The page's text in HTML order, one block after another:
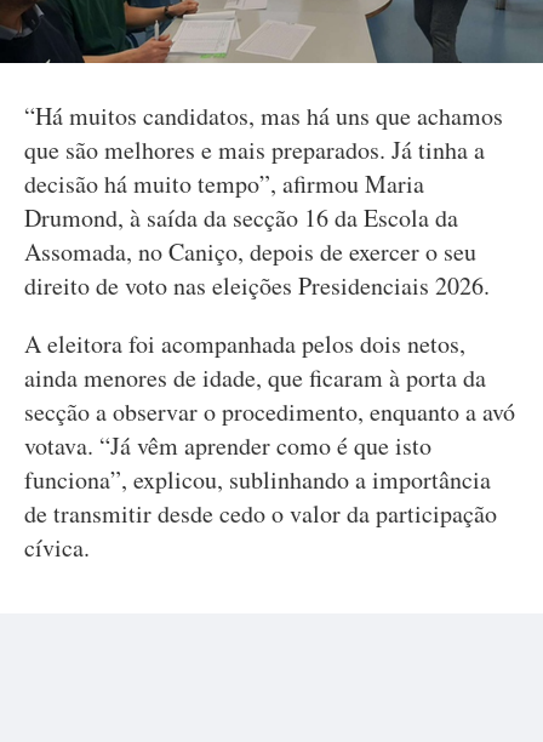
“Há muitos candidatos, mas há uns que achamos
que são melhores e mais preparados. Já tinha a
decisão há muito tempo”, afirmou Maria
Drumond, à saída da secção 16 da Escola da
Assomada, no Caniço, depois de exercer o seu
direito de voto nas eleições Presidenciais 2026.
A eleitora foi acompanhada pelos dois netos,
ainda menores de idade, que ficaram à porta da
secção a observar o procedimento, enquanto a avó
votava. “Já vêm aprender como é que isto
funciona”, explicou, sublinhando a importância
de transmitir desde cedo o valor da participação
cívica.